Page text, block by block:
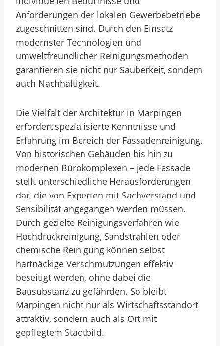
Anforderungen der lokalen Gewerbebetriebe
zugeschnitten sind. Durch den Einsatz
modernster Technologien und
umweltfreundlicher Reinigungsmethoden
garantieren sie nicht nur Sauberkeit, sondern
auch Nachhaltigkeit.
Die Vielfalt der Architektur in Marpingen
erfordert spezialisierte Kenntnisse und
Erfahrung im Bereich der Fassadenreinigung.
Von historischen Gebäuden bis hin zu
modernen Bürokomplexen – jede Fassade
stellt unterschiedliche Herausforderungen
dar, die von Experten mit Sachverstand und
Sensibilität angegangen werden müssen.
Durch gezielte Reinigungsverfahren wie
Hochdruckreinigung, Sandstrahlen oder
chemische Reinigung können selbst
hartnäckige Verschmutzungen effektiv
beseitigt werden, ohne dabei die
Bausubstanz zu gefährden. So bleibt
Marpingen nicht nur als Wirtschaftsstandort
attraktiv, sondern auch als Ort mit
gepflegtem Stadtbild.